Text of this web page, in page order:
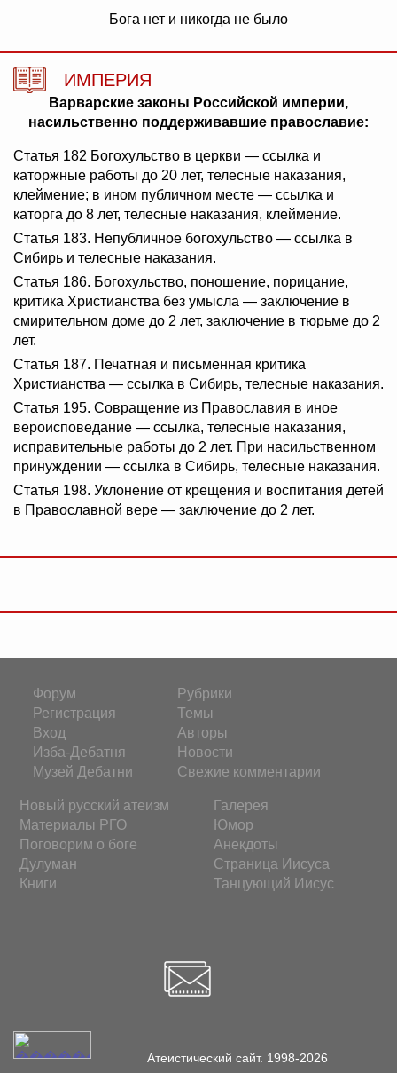
Бога нет и никогда не было
ИМПЕРИЯ
Варварские законы Российской империи,
насильственно поддерживавшие православие:
Статья 182 Богохульство в церкви — ссылка и
каторжные работы до 20 лет, телесные наказания,
клеймение; в ином публичном месте — ссылка и
каторга до 8 лет, телесные наказания, клеймение.
Статья 183. Непубличное богохульство — ссылка в
Сибирь и телесные наказания.
Статья 186. Богохульство, поношение, порицание,
критика Христианства без умысла — заключение в
смирительном доме до 2 лет, заключение в тюрьме до 2
лет.
Статья 187. Печатная и письменная критика
Христианства — ссылка в Сибирь, телесные наказания.
Статья 195. Совращение из Православия в иное
вероисповедание — ссылка, телесные наказания,
исправительные работы до 2 лет. При насильственном
принуждении — ссылка в Сибирь, телесные наказания.
Статья 198. Уклонение от крещения и воспитания детей
в Православной вере — заключение до 2 лет.
Форум
Регистрация
Вход
Изба-Дебатня
Музей Дебатни
Рубрики
Темы
Авторы
Новости
Свежие комментарии
Новый русский атеизм
Материалы РГО
Поговорим о боге
Дулуман
Книги
Галерея
Юмор
Анекдоты
Страница Иисуса
Танцующий Иисус
Атеистический сайт. 1998-2026